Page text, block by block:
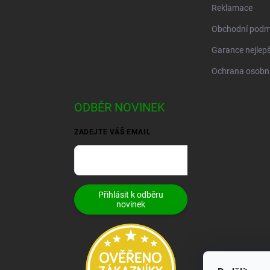
Reklamace
Obchodní
Garance
Ochrana
ODBĚR NOVINEK
ZADEJTE VÁŠ EMAIL
Přihlásit k odběru
novinek